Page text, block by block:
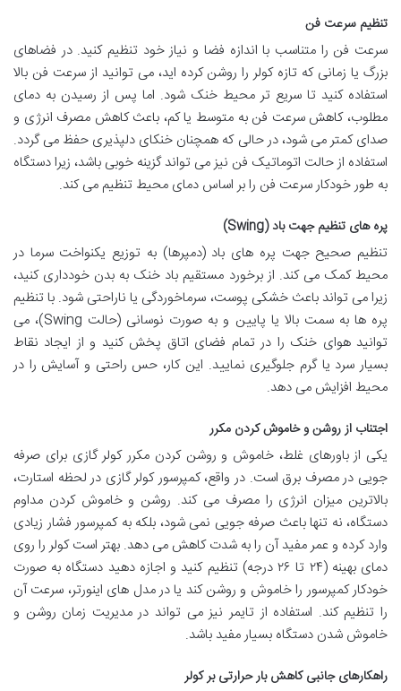
تنظیم سرعت فن
سرعت فن را متناسب با اندازه فضا و نیاز خود تنظیم کنید. در فضاهای
بزرگ یا زمانی که تازه کولر را روشن کرده اید، می توانید از سرعت فن بالا
استفاده کنید تا سریع تر محیط خنک شود. اما پس از رسیدن به دمای
مطلوب، کاهش سرعت فن به متوسط یا کم، باعث کاهش مصرف انرژی و
صدای کمتر می شود، در حالی که همچنان خنکای دلپذیری حفظ می گردد.
استفاده از حالت اتوماتیک فن نیز می تواند گزینه خوبی باشد، زیرا دستگاه
به طور خودکار سرعت فن را بر اساس دمای محیط تنظیم می کند.
پره های تنظیم جهت باد (Swing)
تنظیم صحیح جهت پره های باد (دمپرها) به توزیع یکنواخت سرما در
محیط کمک می کند. از برخورد مستقیم باد خنک به بدن خودداری کنید،
زیرا می تواند باعث خشکی پوست، سرماخوردگی یا ناراحتی شود. با تنظیم
پره ها به سمت بالا یا پایین و به صورت نوسانی (حالت Swing)، می
توانید هوای خنک را در تمام فضای اتاق پخش کنید و از ایجاد نقاط
بسیار سرد یا گرم جلوگیری نمایید. این کار، حس راحتی و آسایش را در
محیط افزایش می دهد.
اجتناب از روشن و خاموش کردن مکرر
یکی از باورهای غلط، خاموش و روشن کردن مکرر کولر گازی برای صرفه
جویی در مصرف برق است. در واقع، کمپرسور کولر گازی در لحظه استارت،
بالاترین میزان انرژی را مصرف می کند. روشن و خاموش کردن مداوم
دستگاه، نه تنها باعث صرفه جویی نمی شود، بلکه به کمپرسور فشار زیادی
وارد کرده و عمر مفید آن را به شدت کاهش می دهد. بهتر است کولر را روی
دمای بهینه (۲۴ تا ۲۶ درجه) تنظیم کنید و اجازه دهید دستگاه به صورت
خودکار کمپرسور را خاموش و روشن کند یا در مدل های اینورتر، سرعت آن
را تنظیم کند. استفاده از تایمر نیز می تواند در مدیریت زمان روشن و
خاموش شدن دستگاه بسیار مفید باشد.
راهکارهای جانبی کاهش بار حرارتی بر کولر